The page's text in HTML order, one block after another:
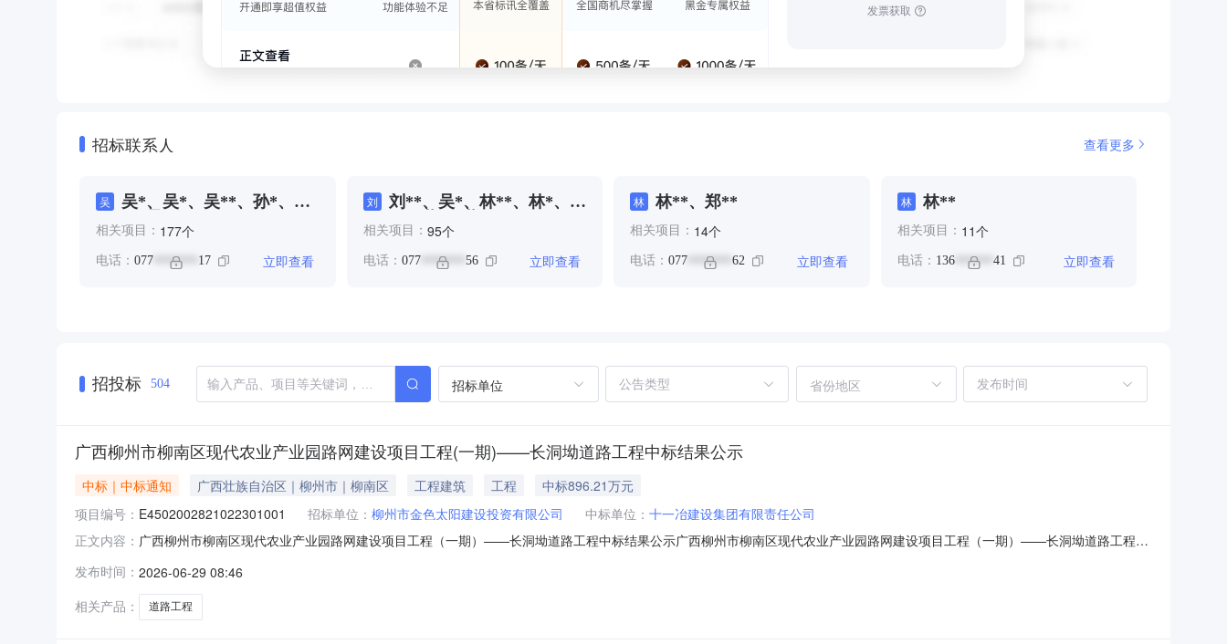
发票获取
招标联系人 查看更多
吴
吴*、吴*、吴**、孙*、孙
相关项目： 177个
电话： 077 ******* 17 立即查看
刘
刘**、吴*、林**、林*、林
相关项目： 95个
电话： 077 ******* 56 立即查看
林 林**、郑**
相关项目： 14个
电话： 077 ******* 62 立即查看
林 林**
相关项目： 11个
电话： 136****** 41 立即查看
招投标 504 招标单位 省份地区
广西柳州市柳南区现代农业产业园路网建设项目工程(一期)——长洞坳道路工程中标结果公示
中标｜中标通知 广西壮族自治区｜柳州市｜柳南区 工程建筑 工程
中标896.21万元
项目编号： E4502002821022301001 招标单位： 柳州市金色太阳建设投资有限公司 中标单位： 十一冶建设集团有限责任公司
正文内容： 广西柳州市柳南区现代农业产业园路网建设项目工程（一期）——长洞坳道路工程中标结果公示广西柳州市柳南区现代农业产业园路网建设项目工程（一期）——长洞坳道路工程中
限公司招标类别委托招标招标方式公开招标招标代理机构广西大德项目管理有限公司开标时间2026年06月22日北京时间09时20分开标地点柳州市公共资源交易中心419工程开标室
(25人)（广西柳
发布时间： 2026-06-29 08:46
相关产品：
道路工程